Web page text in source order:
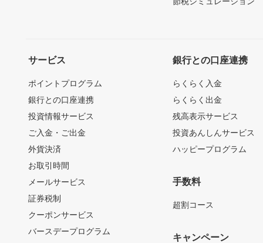
サービス
ポイントプログラム
銀行との口座連携
投資情報サービス
ご入金・ご出金
外貨決済
お取引時間
メールサービス
証券税制
クーポンサービス
バースデープログラム
銀行との口座連携
らくらく入金
らくらく出金
残高表示サービス
投資あんしんサービス
ハッピープログラム
手数料
超割コース
キャンペーン